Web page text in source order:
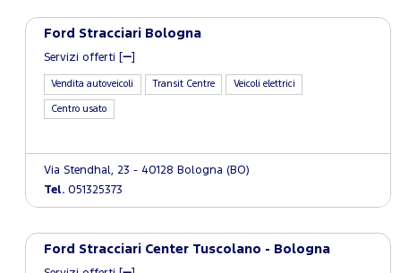
Ford Stracciari Bologna
Servizi offerti [
Vendita autoveicoli Transit Centre Veicoli elettrici
Centro usato
Via Stendhal, 23 - 40128 Bologna (BO)
Tel. 051325373
Ford Stracciari Center Tuscolano - Bologna